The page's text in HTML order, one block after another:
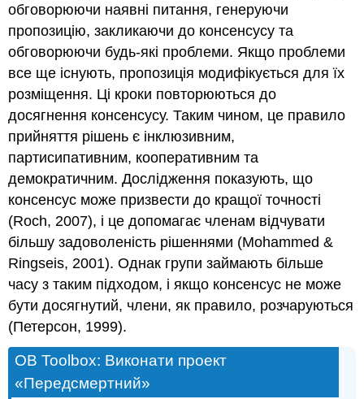
обговорюючи наявні питання, генеруючи
пропозицію, закликаючи до консенсусу та
обговорюючи будь-які проблеми. Якщо проблеми
все ще існують, пропозиція модифікується для їх
розміщення. Ці кроки повторюються до
досягнення консенсусу. Таким чином, це правило
прийняття рішень є інклюзивним,
партисипативним, кооперативним та
демократичним. Дослідження показують, що
консенсус може призвести до кращої точності
(Roch, 2007), і це допомагає членам відчувати
більшу задоволеність рішеннями (Mohammed &
Ringseis, 2001). Однак групи займають більше
часу з таким підходом, і якщо консенсус не може
бути досягнутий, члени, як правило, розчаруються
(Петерсон, 1999).
OB Toolbox: Виконати проект
«Передсмертний»